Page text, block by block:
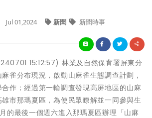
Jul 01,2024 新聞 新聞時事
15:12:57) 林業及自然保育署屏東分
雀分布現況，啟動山麻雀生態調查計劃，
作；經過第一輪調查發現高屏地區的山麻
市那瑪夏區，為使民眾瞭解並一同參與生
的最後一個週六進入那瑪夏區辦理「山麻